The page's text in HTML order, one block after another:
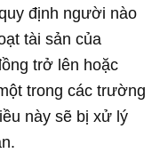
định người nào
tài sản của
trở lên hoặc
trong các trường
này sẽ bị xử lý